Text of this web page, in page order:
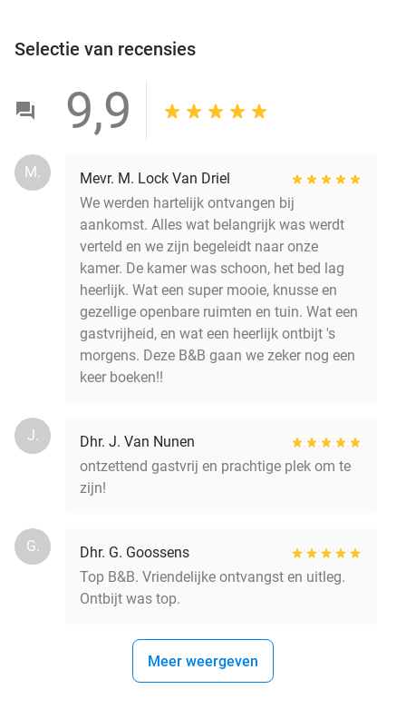
Selectie van recensies
9,9
M.
Mevr. M. Lock Van Driel
We werden hartelijk ontvangen bij
aankomst. Alles wat belangrijk was werdt
verteld en we zijn begeleidt naar onze
kamer. De kamer was schoon, het bed lag
heerlijk. Wat een super mooie, knusse en
gezellige openbare ruimten en tuin. Wat een
gastvrijheid, en wat een heerlijk ontbijt 's
morgens. Deze B&B gaan we zeker nog een
keer boeken!!
J.
Dhr. J. Van Nunen
ontzettend gastvrij en prachtige plek om te
zijn!
G.
Dhr. G. Goossens
Top B&B. Vriendelijke ontvangst en uitleg.
Ontbijt was top.
Meer weergeven